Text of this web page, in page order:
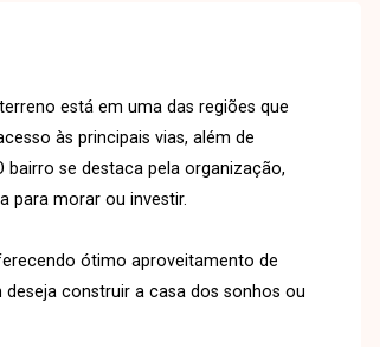
está em uma das regiões que
às principais vias, além de
se destaca pela organização,
para morar ou investir.
ótimo aproveitamento de
construir a casa dos sonhos ou